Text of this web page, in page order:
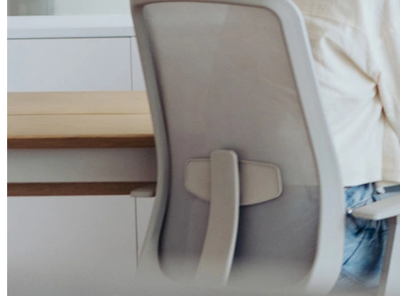
Compromisso com o Meio Ambiente
Educação Financeira
Governança Corporativa
Política de Prevenção à Lavagem de Dinheiro
Política de Privacidade
Política de Segurança da Informação
Relatório de Transparência Salarial
Regulamento do Arranjo PAT
Soluções
Alelo Tudo Alelo Pod Gestão de VT
Soluções de Pagamentos
CNPJ 04.740.876/0001-25 | Alameda Xingu, 512, 3º, 4º e 16º (parte)
andares, Alphaville, Barueri/SP | CEP 06455-030